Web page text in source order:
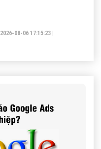
2026-08-06 17:15:23